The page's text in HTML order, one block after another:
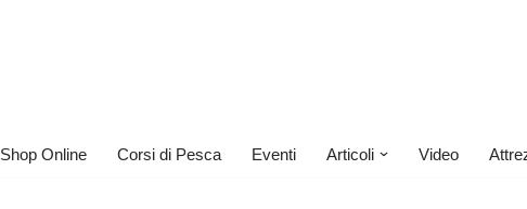
Shop Online Corsi di Pesca Eventi Articoli Video